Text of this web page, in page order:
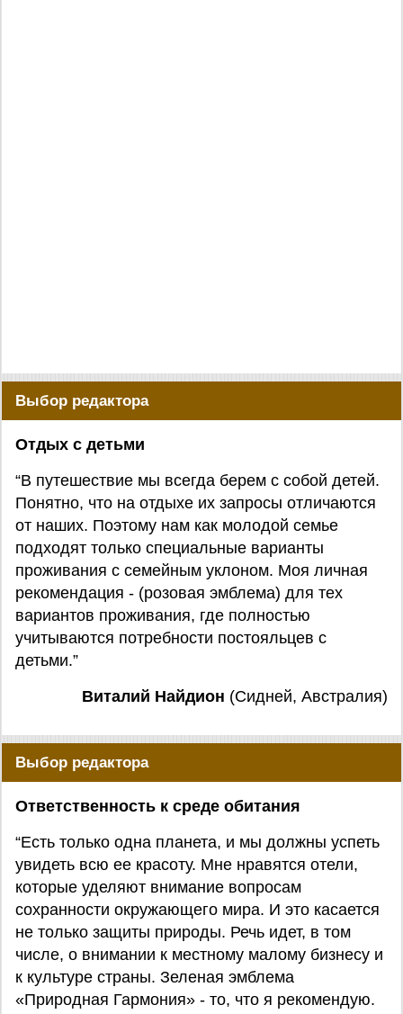
Выбор редактора
Отдых с детьми
“В путешествие мы всегда берем с собой детей.
Понятно, что на отдыхе их запросы отличаются
от наших. Поэтому нам как молодой семье
подходят только специальные варианты
проживания с семейным уклоном. Моя личная
рекомендация - (розовая эмблема) для тех
вариантов проживания, где полностью
учитываются потребности постояльцев с
детьми.”
Виталий Найдион (Сидней, Австралия)
Выбор редактора
Ответственность к среде обитания
“Есть только одна планета, и мы должны успеть
увидеть всю ее красоту. Мне нравятся отели,
которые уделяют внимание вопросам
сохранности окружающего мира. И это касается
не только защиты природы. Речь идет, в том
числе, о внимании к местному малому бизнесу и
к культуре страны. Зеленая эмблема
«Природная Гармония» - то, что я рекомендую.